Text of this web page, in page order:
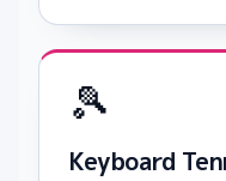
🎾
Keyboard